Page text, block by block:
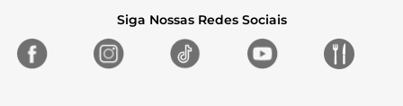
Siga Nossas Redes Sociais